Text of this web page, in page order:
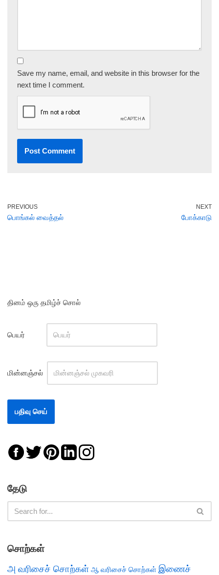
Save my name, email, and website in this browser for the
next time I comment.
PREVIOUS
பொங்கல் வைத்தல்
NEXT
போக்காடு
தினம் ஒரு தமிழ்ச் சொல்
பெயர்
மின்னஞ்சல்
தேடு
சொற்கள்
அ வரிசைச் சொற்கள் ஆ வரிசைச் சொற்கள் இணைச்